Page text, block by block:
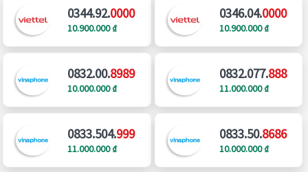
0344.92.0000
10.900.000 ₫
0346.04.0000
10.900.000 ₫
0832.00.8989
10.000.000 ₫
0832.077.888
11.000.000 ₫
0833.504.999
11.000.000 ₫
0833.50.8686
10.000.000 ₫